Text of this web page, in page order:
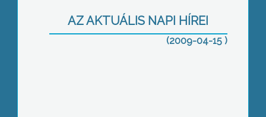
AZ AKTUÁLIS NAPI HÍREI
(2009-04-15 )
előterjesztését a Hospinvesttel való